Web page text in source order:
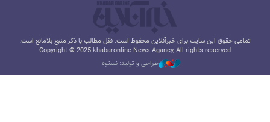
تمامی حقوق این سایت برای خبرآنلاین محفوظ است. نقل مطالب با ذکر منبع بلامانع است.
Copyright © 2025 khabaronline News Agancy, All rights reserved
طراحی و تولید: نستوه